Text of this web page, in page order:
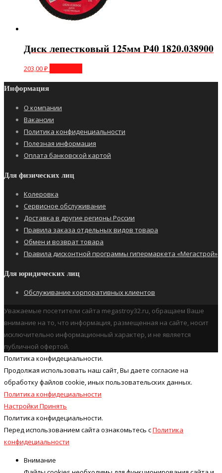
Диск лепестковый 125мм Р40 1820.038900
203,00₽
Информация
О компании
Вакансии
Политика конфиденциальности
Полезная информация
Оплата банковской картой
Для физических лиц
Колеровка
Сервисное обслуживание
Доставка в другие регионы России
Правила заказа отдельных видов товара
Обмен и возврат товара
Правила дисконтной программы гипермаркета «Мегастрой»
Для юридических лиц
Обслуживание корпоративных клиентов
Уважаемые посетители сайта megastroy32.ru, обращаем Ваше
внимание на то, что информация, размещенная на сайте, носит
исключительно информационный характер, и не является
публичной офертой.
Политика конфидециальности.
Продолжая использовать наш cайт, Вы даете согласие на
обработку файлов cookie, иных пользовательских данных.
Политика конфидециальности
Настройки Принять
Политика конфидециальности.
Перед использованием сайта ознакомьтесь сПолитика
конфидециальности
Внимание